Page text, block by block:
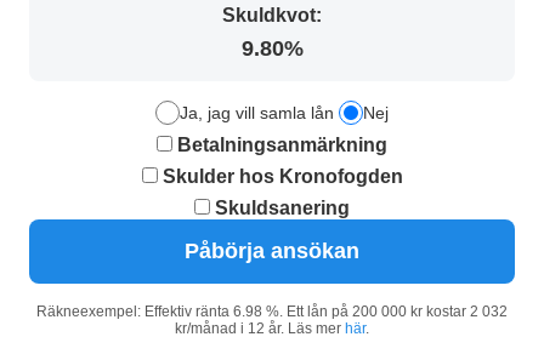
Skuldkvot:
9.80%
Ja, jag vill samla lån Nej
Betalningsanmärkning
Skulder hos Kronofogden
Skuldsanering
Påbörja ansökan
Räkneexempel: Effektiv ränta 6.98 %. Ett lån på 200 000 kr kostar 2 032
kr/månad i 12 år. Läs mer här.